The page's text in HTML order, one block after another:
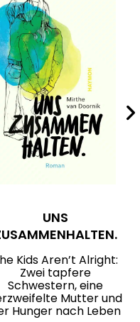
UNS
Kids Aren’t Alright:
Zwei tapfere
Schwestern, eine
Mutter und
Hunger nach Leben